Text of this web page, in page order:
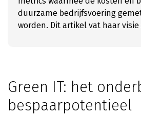
duurzame bedrijfsvoering
worden. Dit artikel vat haar visie
Green IT: het
bespaarpotentieel